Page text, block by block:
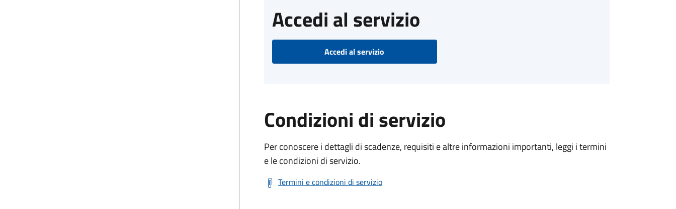
Accedi al servizio
Accedi al servizio
Condizioni di servizio
Per conoscere i dettagli di scadenze, requisiti e altre informazioni importanti, leggi i termini
e le condizioni di servizio.
Termini e condizioni di servizio